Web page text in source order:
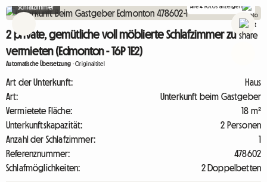
Schlafzimmer Alle 4 Fotos anzeigen
2 private, gemütliche voll möblierte Schlafzimmer zu
vermieten (Edmonton - T6P 1E2)
Automatische Übersetzung -Originaltitel
Art der Unterkunft:
Haus
Art:
Unterkunft beim Gastgeber
Vermietete Fläche:
18 m²
Unterkunftskapazität:
2 Personen
Anzahl der Schlafzimmer:
1
Referenznummer:
478602
Schlafmöglichkeiten:
2 Doppelbetten